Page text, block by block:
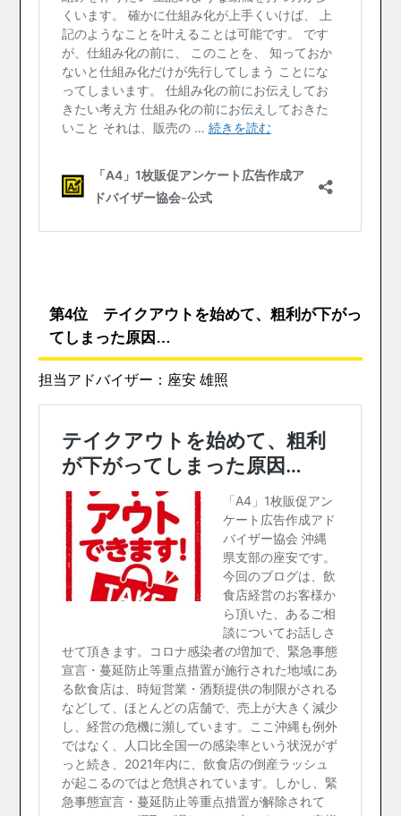
第4位 テイクアウトを始めて、粗利が下がっ
てしまった原因…
担当アドバイザー：座安 雄照